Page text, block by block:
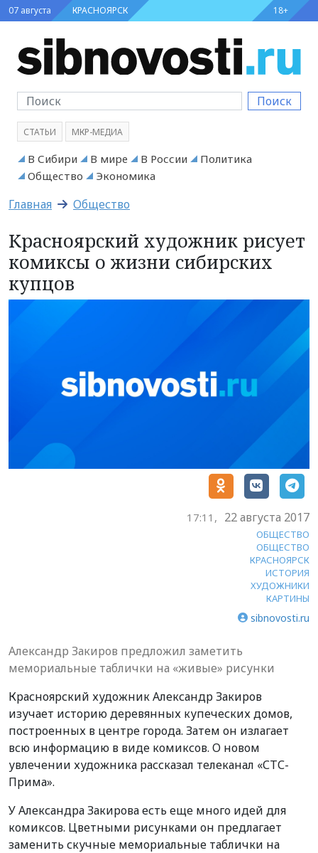
07 августа КРАСНОЯРСК 18+
Поиск
СТАТЬИ МКР-МЕДИА
В Сибири В мире В России
Политика
Общество
Экономика
Главная Общество
Красноярский художник рисует
комиксы о жизни сибирских
купцов
17:11, 22 августа 2017
ОБЩЕСТВО
ОБЩЕСТВО
КРАСНОЯРСК
ИСТОРИЯ
ХУДОЖНИКИ
КАРТИНЫ
sibnovosti.ru
Александр Закиров предложил заметить
мемориальные таблички на «живые» рисунки
Красноярский художник Александр Закиров
изучает историю деревянных купеческих домов,
построенных в центре города. Затем он излагает
всю информацию в виде комиксов. О новом
увлечении художника рассказал телеканал «СТС-
Прима».
У Александра Закирова есть еще много идей для
комиксов. Цветными рисунками он предлагает
заменить скучные мемориальные таблички на